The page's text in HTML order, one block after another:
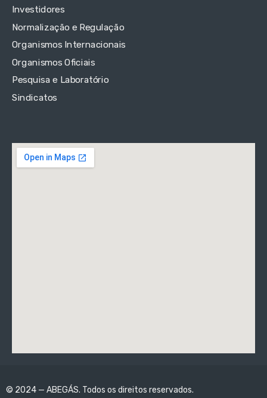
Investidores
Normalização e Regulação
Organismos Internacionais
Organismos Oficiais
Pesquisa e Laboratório
Sindicatos
© 2024 — ABEGÁS. Todos os direitos reservados.